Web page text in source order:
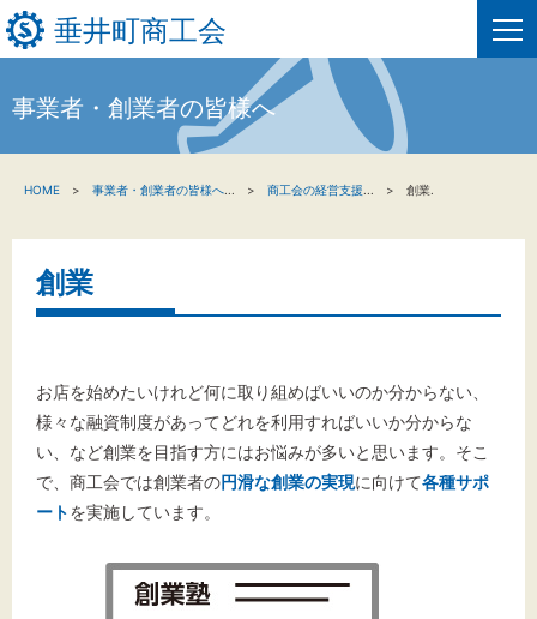
垂井町商工会
新着情報
関係機関の方へ
垂井町商工会情報について
事業者・創業者の皆様へ
HOME 事業者・創業者の皆様へ 商工会の経営支援 創業.
創業
お店を始めたいけれど何に取り組めばいいのか分からない、
様々な融資制度があってどれを利用すればいいか分からな
い、など創業を目指す方にはお悩みが多いと思います。そこ
で、商工会では創業者の円滑な創業の実現に向けて各種サポ
ートを実施しています。